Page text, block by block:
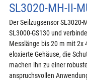
SL3020-MH-II-
Der Seilzugsensor SL3020-
SL3000-GS130 und
Messlänge bis 20 m mit 2x
eloxierte Gehäuse, die
machen ihn zu einer
anspruchsvollen